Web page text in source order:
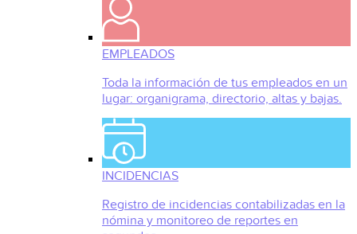
EMPLEADOS
Toda la información de tus empleados en un
lugar: organigrama, directorio, altas y bajas.
INCIDENCIAS
Registro de incidencias contabilizadas en la
nómina y monitoreo de reportes en